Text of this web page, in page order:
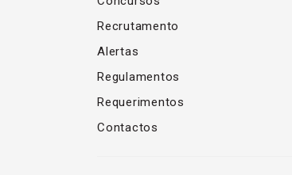
Recrutamento
Alertas
Regulamentos
Requerimentos
Contactos